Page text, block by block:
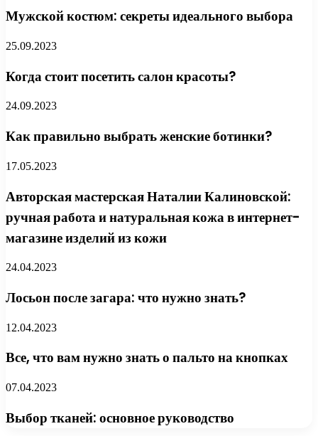
Мужской костюм: секреты идеального выбора
25.09.2023
Когда стоит посетить салон красоты?
24.09.2023
Как правильно выбрать женские ботинки?
17.05.2023
Авторская мастерская Наталии Калиновской:
ручная работа и натуральная кожа в интернет-
магазине изделий из кожи
24.04.2023
Лосьон после загара: что нужно знать?
12.04.2023
Все, что вам нужно знать о пальто на кнопках
07.04.2023
Выбор тканей: основное руководство